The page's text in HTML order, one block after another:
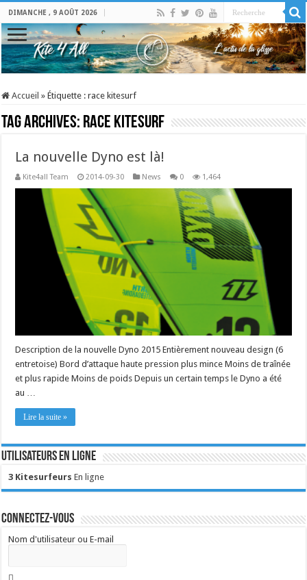
DIMANCHE , 9 AOÛT 2026
Accueil » Étiquette :race kitesurf
Tag Archives: race kitesurf
La nouvelle Dyno est là!
Kite4all Team 2014-09-30 News 0 1,464
Description de la nouvelle Dyno 2015 Entièrement nouveau design (6
entretoise) Bord d’attaque haute pression plus mince Moins de traînée
et plus rapide Moins de poids Depuis un certain temps le Dyno a été
au …
Lire la suite »
Utilisateurs en ligne
3 Kitesurfeurs En ligne
Connectez-vous
Nom d'utilisateur ou E-mail